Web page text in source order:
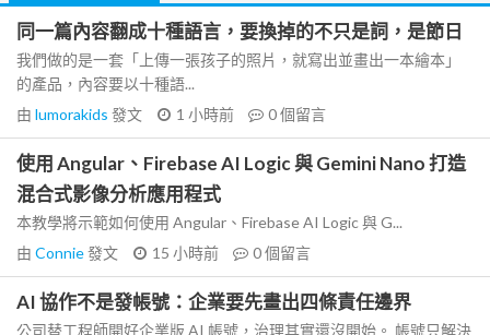
同一篇內容翻成十種語言，要換掉的不只是詞，是節日
我們做的是一套「上傳一張孩子的照片，就寫出並畫出一本繪本」
的產品，內容要以十種語...
由 lumorakids 發文 1 小時前 0個留言
使用 Angular、Firebase AI Logic 與 Gemini Nano 打造
混合式影像分析應用程式
本教學將示範如何使用 Angular、Firebase AI Logic 與 G...
由 Connie發文 15 小時前 0個留言
AI 協作不是發帳號：企業要先畫出四條責任邊界
公司替工程師開好企業版 AI 帳號，治理其實還沒開始。 帳號只解決